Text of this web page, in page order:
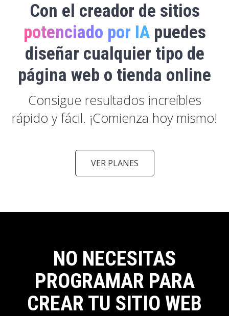
Con el creador de sitios
potenciado por IApuedes
diseñar cualquier tipo de
página web o tienda online
Consigue resultados increíbles
rápido y fácil. ¡Comienza hoy mismo!
VER PLANES
NO NECESITAS
PROGRAMAR PARA
CREAR TU SITIO WEB